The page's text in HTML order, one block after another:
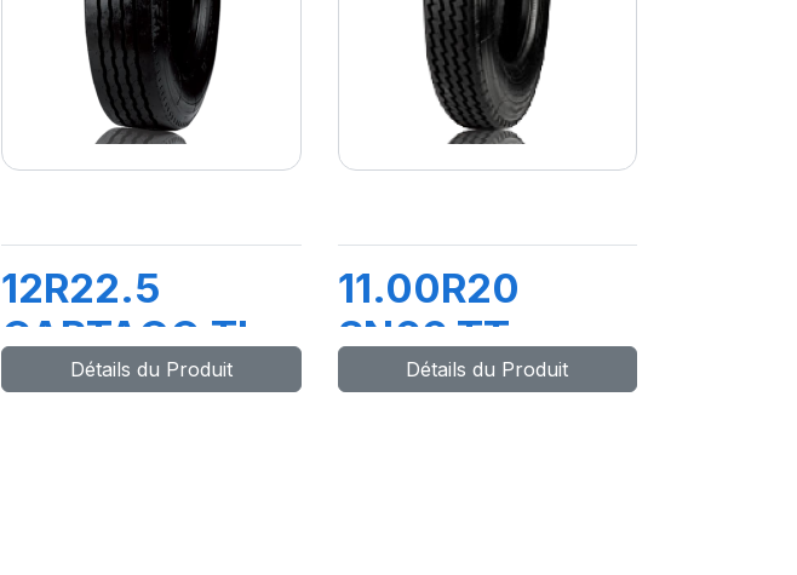
12R22.5
CARTAGO TL
152/148M
Détails du Produit
11.00R20
SN66 TT
149/145K
Détails du Produit